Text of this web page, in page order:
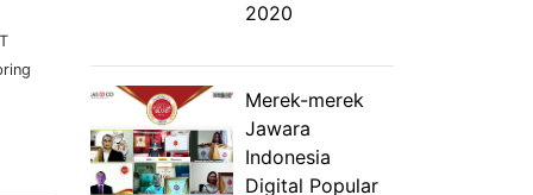
2020
Merek-merek
Jawara
Indonesia
Digital Popular